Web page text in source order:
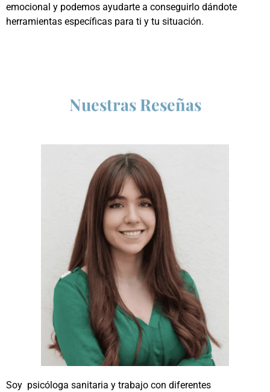
emocional y podemos ayudarte a conseguirlo dándote
herramientas específicas para ti y tu situación.
Nuestras Reseñas
Soy psicóloga sanitaria y trabajo con diferentes